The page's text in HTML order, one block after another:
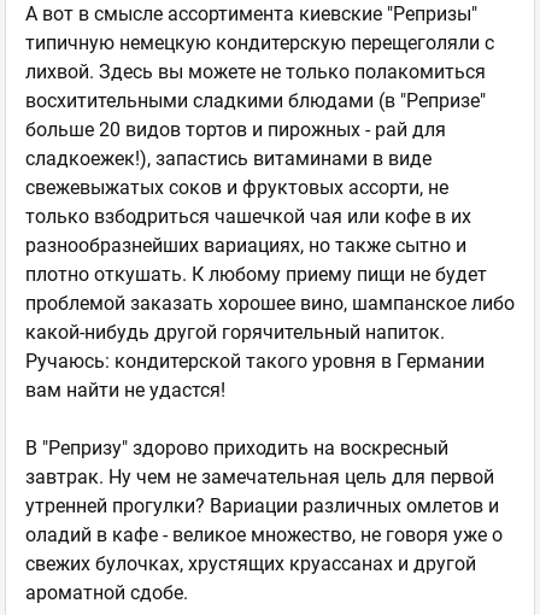
А вот в смысле ассортимента киевские "Репризы"
типичную немецкую кондитерскую перещеголяли с
лихвой. Здесь вы можете не только полакомиться
восхитительными сладкими блюдами (в "Репризе"
больше 20 видов тортов и пирожных - рай для
сладкоежек!), запастись витаминами в виде
свежевыжатых соков и фруктовых ассорти, не
только взбодриться чашечкой чая или кофе в их
разнообразнейших вариациях, но также сытно и
плотно откушать. К любому приему пищи не будет
проблемой заказать хорошее вино, шампанское либо
какой-нибудь другой горячительный напиток.
Ручаюсь: кондитерской такого уровня в Германии
вам найти не удастся!
В "Репризу" здорово приходить на воскресный
завтрак. Ну чем не замечательная цель для первой
утренней прогулки? Вариации различных омлетов и
оладий в кафе - великое множество, не говоря уже о
свежих булочках, хрустящих круассанах и другой
ароматной сдобе.